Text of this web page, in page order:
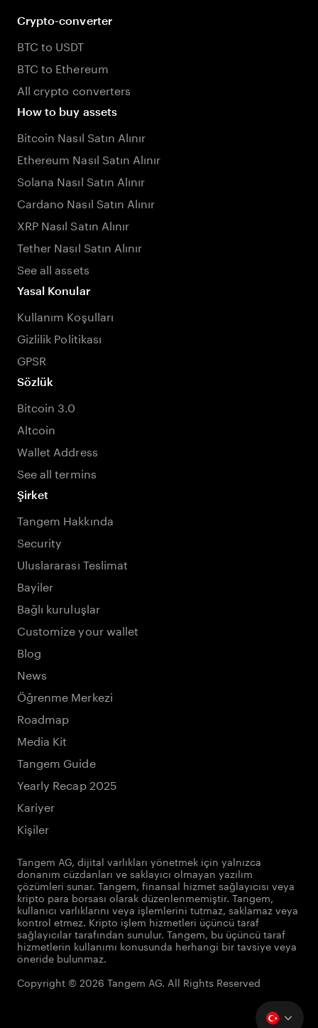
Crypto-converter
BTC to USDT
BTC to Ethereum
All crypto converters
How to buy assets
Bitcoin Nasıl Satın Alınır
Ethereum Nasıl Satın Alınır
Solana Nasıl Satın Alınır
Cardano Nasıl Satın Alınır
XRP Nasıl Satın Alınır
Tether Nasıl Satın Alınır
See all assets
Yasal Konular
Kullanım Koşulları
Gizlilik Politikası
GPSR
Sözlük
Bitcoin 3.0
Altcoin
Wallet Address
See all termins
Şirket
Tangem Hakkında
Security
Uluslararası Teslimat
Bayiler
Bağlı kuruluşlar
Customize your wallet
Blog
News
Öğrenme Merkezi
Roadmap
Media Kit
Tangem Guide
Yearly Recap 2025
Kariyer
Kişiler
Tangem AG, dijital varlıkları yönetmek için yalnızca
donanım cüzdanları ve saklayıcı olmayan yazılım
çözümleri sunar. Tangem, finansal hizmet sağlayıcısı veya
kripto para borsası olarak düzenlenmemiştir. Tangem,
kullanıcı varlıklarını veya işlemlerini tutmaz, saklamaz veya
kontrol etmez. Kripto işlem hizmetleri üçüncü taraf
sağlayıcılar tarafından sunulur. Tangem, bu üçüncü taraf
hizmetlerin kullanımı konusunda herhangi bir tavsiye veya
öneride bulunmaz.